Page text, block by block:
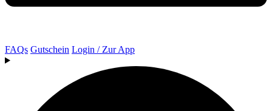
FAQs Gutschein Login / Zur App